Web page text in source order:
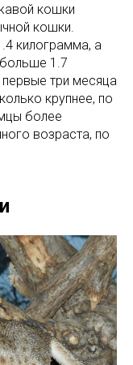
кошки
кошки.
килограмма, а
1.7
три месяца
крупнее, по
более
возраста, по